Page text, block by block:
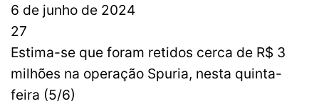
6 de junho de 2024
27
Estima-se que foram retidos cerca de R$ 3
milhões na operação Spuria, nesta quinta-
feira (5/6)